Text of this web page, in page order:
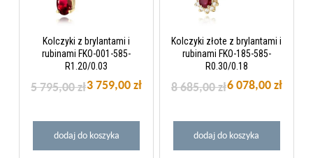
Kolczyki z brylantami i
rubinami FKO-001-585-
R1.20/0.03
3 759,00 zł
5 795,00 zł
dodaj do koszyka
Kolczyki złote z brylantami i
rubinami FKO-185-585-
R0.30/0.18
6 078,00 zł
8 685,00 zł
dodaj do koszyka